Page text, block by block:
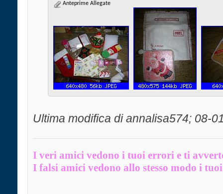
Anteprime Allegate
Ultima modifica di annalisa574; 08-
I veri amici vedono i tuoi errori e ti
I falsi amici vedono allo stesso modo i